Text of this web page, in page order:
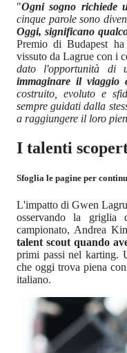
"Ogni sogno richiede
cinque parole sono
Oggi, significano
Premio di Budapest ha
vissuto da Lagrue con i
dato l'opportunità
immaginare il viaggio
costruito, evoluto e
sempre guidati dalla
a raggiungere il loro
I talenti
Sfoglia le pagine per
L'impatto di Gwen
osservando la griglia
campionato, Andrea
talent scout quando
primi passi nel karting.
che oggi trova piena
italiano.